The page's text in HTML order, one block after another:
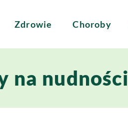
Zdrowie Choroby
na nudności